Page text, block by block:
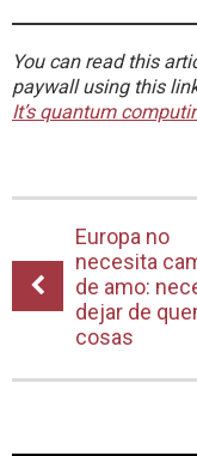
You can read this
paywall using this
It’s quantum
Europa no
necesita
de amo:
dejar de
cosas